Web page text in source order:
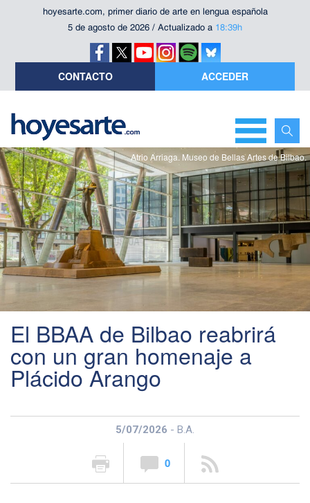
hoyesarte.com, primer diario de arte en lengua española
5 de agosto de 2026 / Actualizado a 18:39h
CONTACTO ACCEDER
Atrio Arriaga. Museo de Bellas Artes de Bilbao.
El BBAA de Bilbao reabrirá
con un gran homenaje a
Plácido Arango
5/07/2026 - B.A.
0